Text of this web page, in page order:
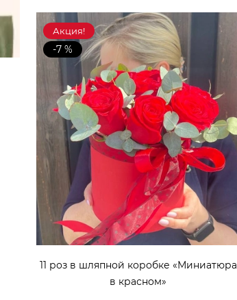
Акция!
-7 %
11 роз в шляпной коробке «Миниатюра
в красном»